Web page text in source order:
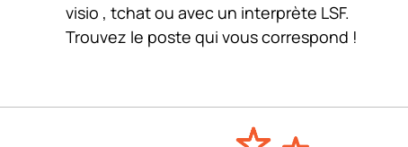
visio , tchat ou avec un interprète LSF.
Trouvez le poste qui vous correspond !